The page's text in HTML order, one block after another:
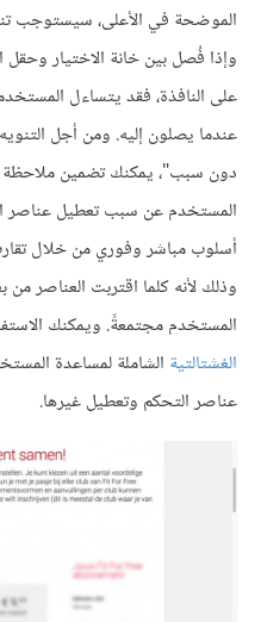
الموضحة في الأعلى، سيستوجب
وإذا فُصل بين خانة الاختيار وحقل
على النافذة، فقد يتساءل
عندما يصلون إليه. ومن أجل
دون سبب"، يمكنك تضمين ملاحظة
المستخدم عن سبب تعطيل عناصر
أسلوب مباشر وفوري من خلال
وذلك لأنه كلما اقتربت العناصر
المستخدم مجتمعةً. ويمكنك
الغشتالتية الشاملة لمساعدة
عناصر التحكم وتعطيل غيرها.